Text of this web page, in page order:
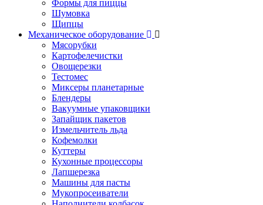
Формы для пиццы
Шумовка
Щипцы
Механическое оборудование
Мясорубки
Картофелечистки
Овощерезки
Тестомес
Миксеры планетарные
Блендеры
Вакуумные упаковщики
Запайщик пакетов
Измельчитель льда
Кофемолки
Куттеры
Кухонные процессоры
Лапшерезка
Машины для пасты
Мукопросеиватели